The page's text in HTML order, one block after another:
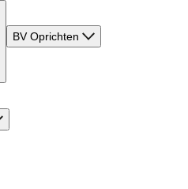
BV Oprichten